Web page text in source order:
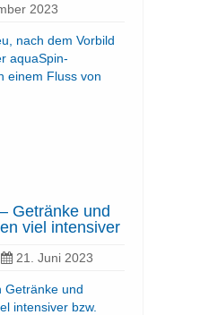
2023
nach dem Vorbild
aquaSpin-
einem Fluss von
Getränke und
viel intensiver
21. Juni 2023
Getränke und
intensiver bzw.